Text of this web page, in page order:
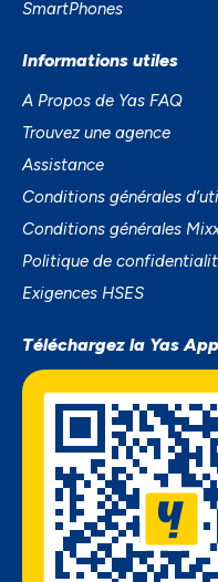
SmartPhones
Informations utiles
A Propos de Yas FAQ
Trouvez une agence
Assistance
Conditions générales
Conditions générales
Politique de
Exigences HSES
Téléchargez la Yas App